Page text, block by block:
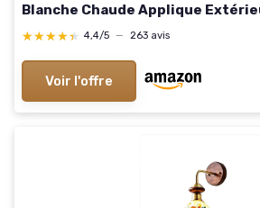
Blanche Chaude Applique
Etanche IP65 pour Salon
★★★★★
★★★★★ 4,4/5 — 263 avis
Voir l'offre